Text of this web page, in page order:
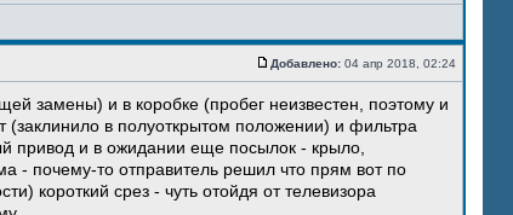
Добавлено: 04 апр 2018, 02:24
замены) и в коробке (пробег неизвестен, поэтому и
в полуоткрытом положении) и фильтра
привод и в ожидании еще посылок - крыло,
- почему-то отправитель решил что прям вот по
короткий срез - чуть отойдя от телевизора